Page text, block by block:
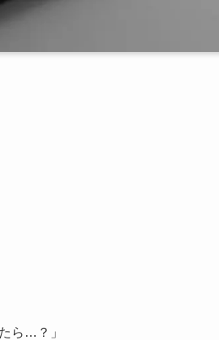
ら…？」